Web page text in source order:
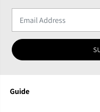
Guide